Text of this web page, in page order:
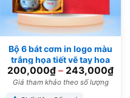
Bộ 6 bát cơm in logo màu
trắng họa tiết vẽ tay hoa
sen xanh BBC-03
200,000₫ – 243,000₫
Giá tham khảo theo số lượng